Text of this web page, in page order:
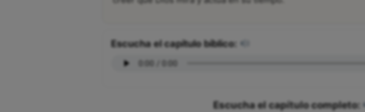
Escucha el capítulo bíblico:
Escucha el capítulo completo: